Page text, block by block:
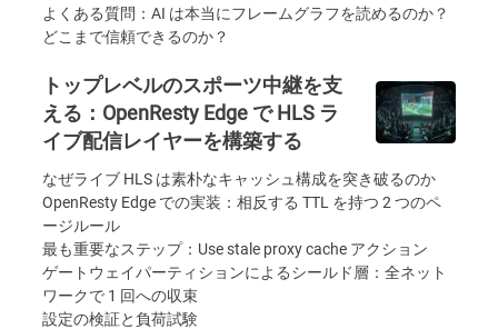
よくある質問：AI は本当にフレームグラフを読めるのか？
どこまで信頼できるのか？
トップレベルのスポーツ中継を支
える：OpenResty Edge で HLS ラ
イブ配信レイヤーを構築する
なぜライブ HLS は素朴なキャッシュ構成を突き破るのか
OpenResty Edge での実装：相反する TTL を持つ 2 つのペ
ージルール
最も重要なステップ：Use stale proxy cache アクション
ゲートウェイパーティションによるシールド層：全ネット
ワークで 1 回への収束
設定の検証と負荷試験